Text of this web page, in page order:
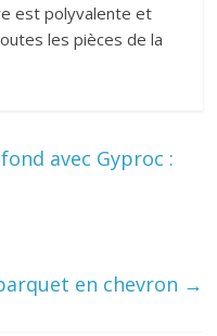
est polyvalente et
les pièces de la
avec Gyproc :
en chevron →